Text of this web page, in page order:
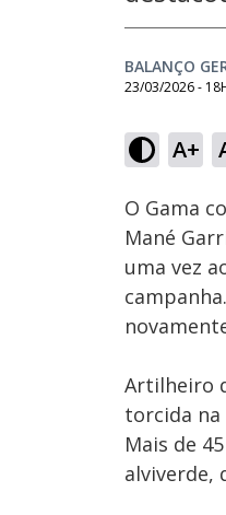
BALANÇO
23/03/2026 -
A+
O Gama
Mané
uma vez
Artilheiro
torcida na
Mais de
alviverde,